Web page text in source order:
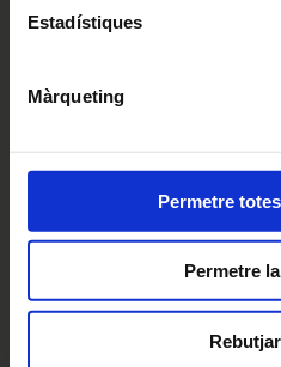
deshabilitar o configurar les
Estadístiques
Màrqueting
Permetre
Permetre